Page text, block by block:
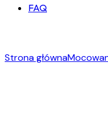
FAQ
1
Strona główna